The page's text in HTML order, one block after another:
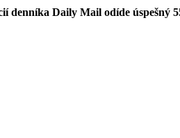
Daily Mail odíde úspešný